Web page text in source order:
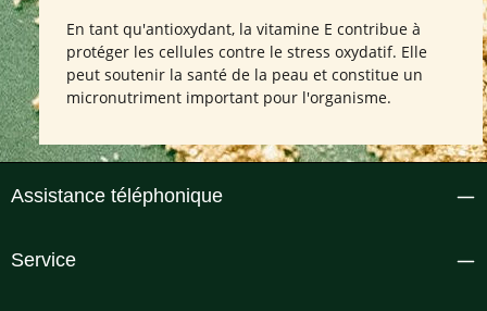
En tant qu'antioxydant, la vitamine E contribue à
protéger les cellules contre le stress oxydatif. Elle
peut soutenir la santé de la peau et constitue un
micronutriment important pour l'organisme.
Assistance téléphonique
Service